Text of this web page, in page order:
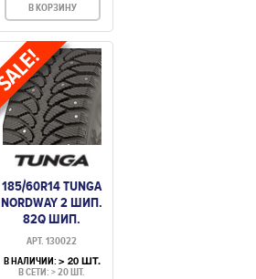
В КОРЗИНУ
185/60R14 TUNGA
NORDWAY 2 ШИП.
82Q ШИП.
АРТ. 130022
В НАЛИЧИИ: > 20 ШТ.
В СЕТИ: > 20 ШТ.